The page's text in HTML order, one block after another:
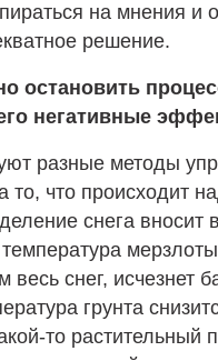
на мнения и
решение.
остановить
негативные
разные методы
то, что происходит
снега
весь снег,
грунта
то